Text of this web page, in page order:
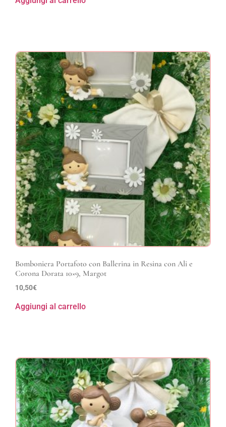
Bomboniera Portafoto con Ballerina in Resina con Ali e
Corona Dorata 10×9, Margot
10,50€
Aggiungi al carrello